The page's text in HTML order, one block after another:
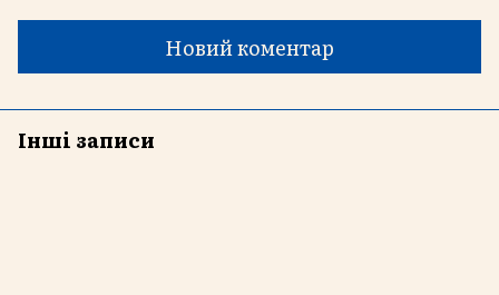
Новий коментар
Інші записи